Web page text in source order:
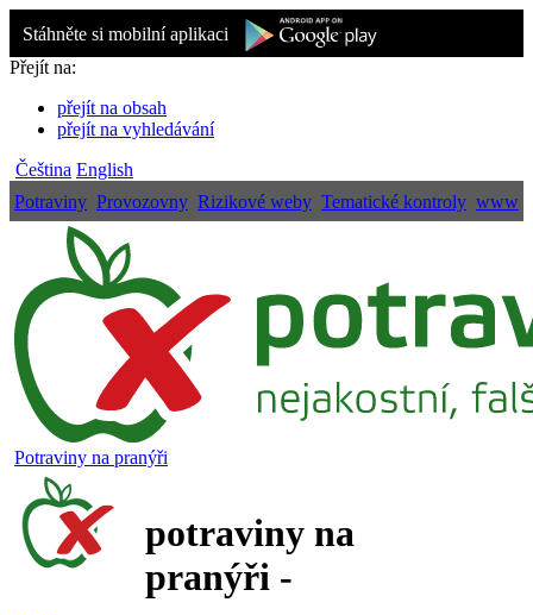
Stáhněte si mobilní aplikaci
Přejít na:
přejít na obsah
přejít na vyhledávání
Čeština English
Potraviny Provozovny Rizikové weby Tematické kontroly www
Potraviny na pranýři
potraviny na
pranýři -